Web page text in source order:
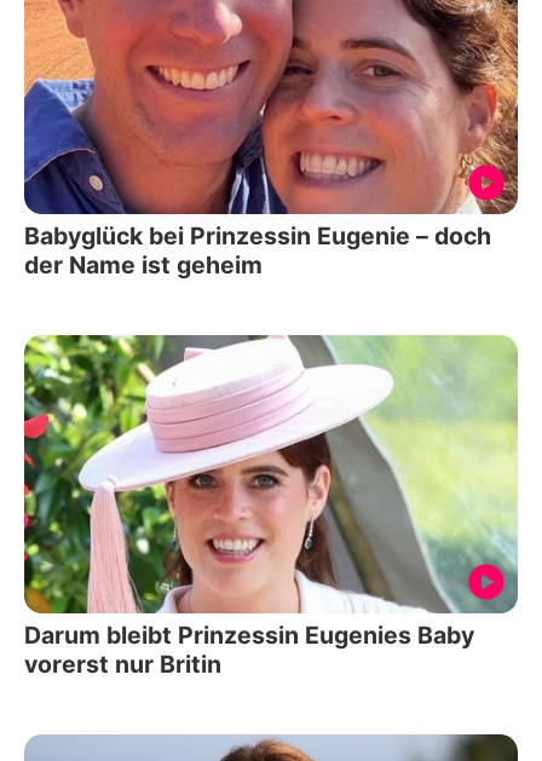
Babyglück bei Prinzessin Eugenie – doch
der Name ist geheim
Darum bleibt Prinzessin Eugenies Baby
vorerst nur Britin